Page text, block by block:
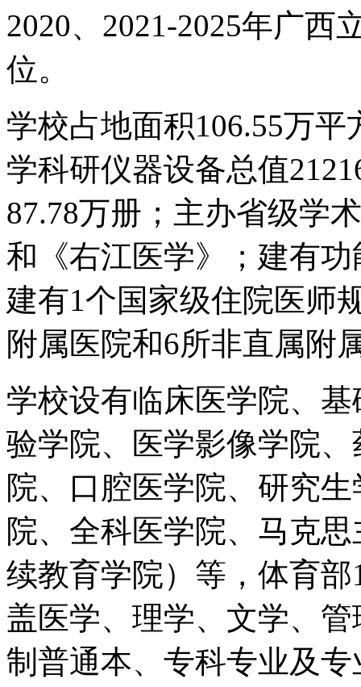
2020、2021-2025年广西
位。
学校占地面积106.55万
学科研仪器设备总值
87.78万册；主办省级学
和《右江医学》；建有
建有1个国家级住院医师
附属医院和6所非直属附
学校设有临床医学院、
验学院、医学影像学院
院、口腔医学院、研究
院、全科医学院、马克
续教育学院）等，体育
盖医学、理学、文学、
制普通本、专科专业及